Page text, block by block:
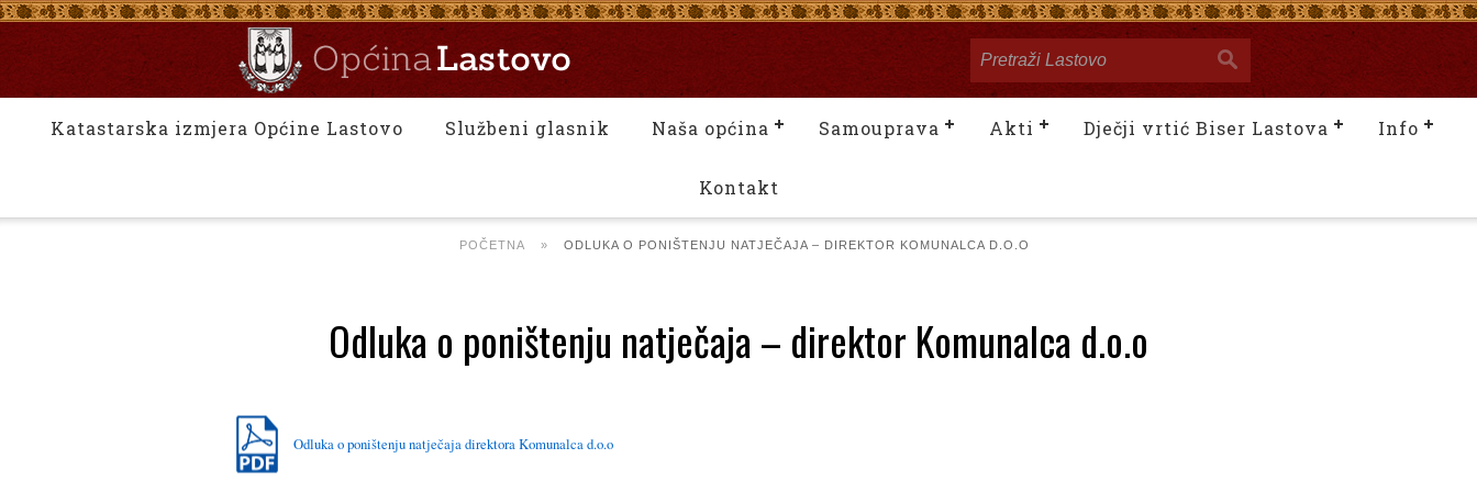
Katastarska izmjera Općine Lastovo Službeni glasnik Naša općina Samouprava Akti Dječji vrtić Biser Lastova Info
Kontakt
POČETNA » ODLUKA O PONIŠTENJU NATJEČAJA – DIREKTOR KOMUNALCA D.O.O
Odluka o poništenju natječaja – direktor Komunalca d.o.o
Odluka o poništenju natječaja direktora Komunalca d.o.o